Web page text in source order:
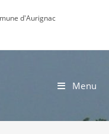
d'Aurignac
Menu